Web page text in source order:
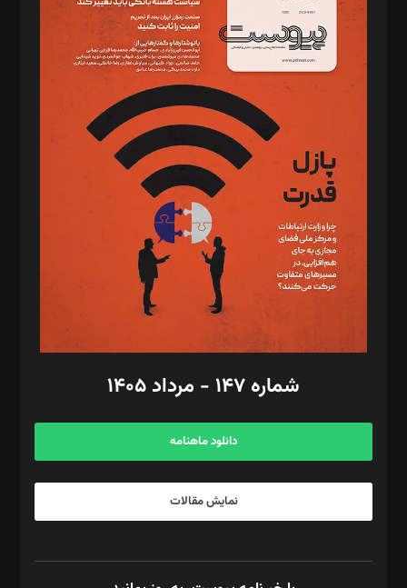
د‌بیر ناداستان: سمانه سمیع
د‌بیر خدمت و تجارت: ابوالفضل رجبی
د‌بیر حقوق فناوری: حسام‌الدین ایپکچی
د‌بیر پیوست جهان: مینا پاکدل
د‌بیر تحریریه آنلاین: بابک نقاش
تحریریه‌: مجتبی محمود‌ی، آرش برهمند، یسنا امان‌پور، سروش کرمیان،
مصطفی مسجدی آرانی، ابوالفضل رجبی، زهرا فکرانه، فائزه فتحی
رستمی،مصطفی باستان
ویرایش: نگار استاد‌‌آقا
طراح یونیفرم: مجید توکلی
فیلمبرداری و عکاسی: امیر شفیعی، مانی لطفی زاده
گرافیک و صفحه‌آرایی: سید‌سبحان‌علی ثابت
مد‌یر توسعه تجاری: کامبیز برید‌
امور مالی: شاپور رهبری، محمد‌ کاظمی‌نیا
آگهی و مشترکین: ۰۹۱۹۹۹۹۰۴۵۴
شماره ۱۴۷ - مرداد ۱۴۰۵
دانلود ماهنامه
نمایش مقالات